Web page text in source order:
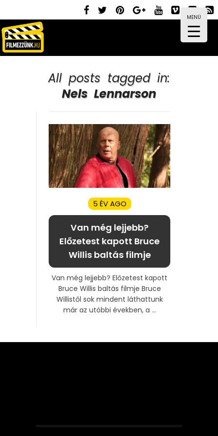
MENÜ
All posts tagged in:
Nels Lennarson
5 ÉV AGO
Van még lejjebb?
Előzetest kapott Bruce
Willis baltás filmje
Van még lejjebb? Előzetest kapott
Bruce Willis baltás filmje Bruce
Willistől sok mindent láthattunk
már az utóbbi években, a ...